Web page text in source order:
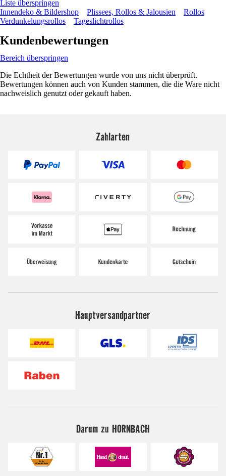
Liste überspringen
Innendeko & Bildershop
Plissees, Rollos & Jalousien
Rollos
Verdunkelungsrollos
Tageslichtrollos
Kundenbewertungen
Bereich überspringen
Die Echtheit der Bewertungen wurde von uns nicht überprüft.
Bewertungen können auch von Kunden stammen, die die Ware nicht
nachweislich genutzt oder gekauft haben.
Zahlarten
Hauptversandpartner
Darum zu HORNBACH